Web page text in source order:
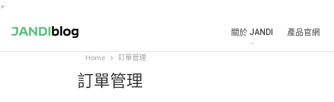
>
關於 JANDI 產品官網
Home 訂單管理
訂單管理